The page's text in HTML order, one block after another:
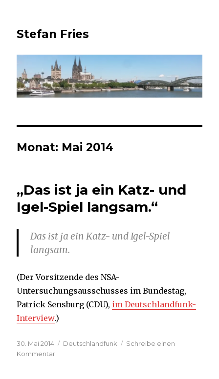
Stefan Fries
Monat: Mai 2014
„Das ist ja ein Katz- und
Igel-Spiel langsam.“
Das ist ja ein Katz- und Igel-Spiel
langsam.
(Der Vorsitzende des NSA-
Untersuchungsausschusses im Bundestag,
Patrick Sensburg (CDU), im Deutschlandfunk-
Interview.)
Veröffentlicht
am
30. Mai 2014 Kategorien
Deutschlandfunk
Schreibe einen
Kommentarzu